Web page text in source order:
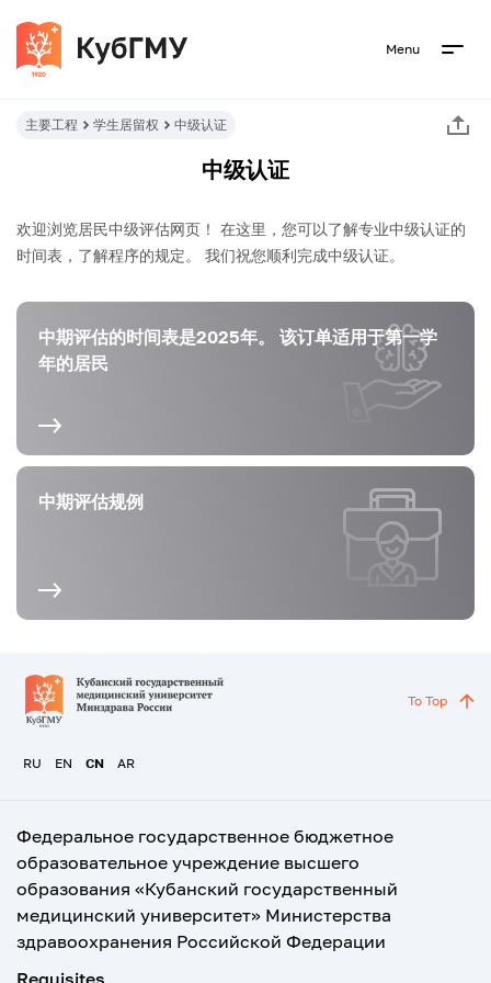
Menu
主要工程 学生居留权 中级认证
中级认证
欢迎浏览居民中级评估网页！ 在这里，您可以了解专业中级认证的
时间表，了解程序的规定。 我们祝您顺利完成中级认证。
中期评估的时间表是2025年。 该订单适用于第一学
年的居民
中期评估规例
RU EN CN AR
To Top
Федеральное государственное бюджетное
образовательное учреждение высшего
образования «Кубанский государственный
медицинский университет» Министерства
здравоохранения Российской Федерации
Requisites